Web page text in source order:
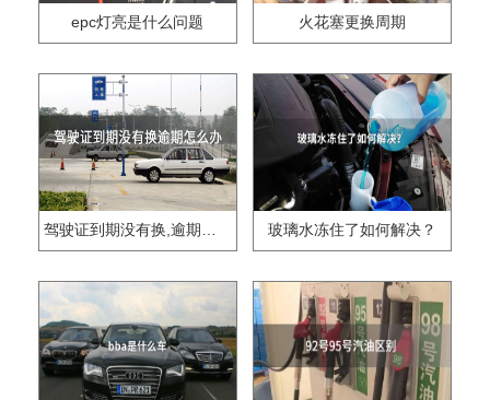
epc灯亮是什么问题 火花塞更换周期
驾驶证到期没有换,逾期怎么办?? 玻璃水冻住了如何解决？